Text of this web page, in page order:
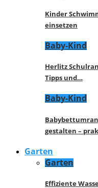
Kinder
einsetzen
Baby-Kind
Herlitz
Tipps und…
Baby-Kind
gestalten –
Garten
Garten
Effiziente